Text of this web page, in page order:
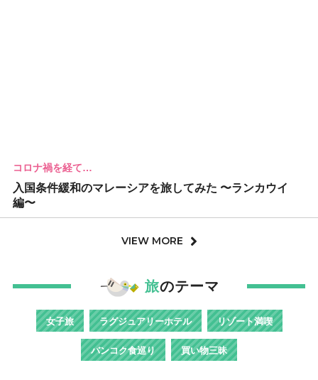
コロナ禍を経て…
入国条件緩和のマレーシアを旅してみた 〜ランカウイ
編〜
VIEW MORE
旅のテーマ
女子旅 ラグジュアリーホテル リゾート満喫
バンコク食巡り 買い物三昧